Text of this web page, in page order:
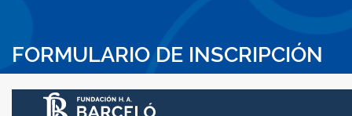
FORMULARIO DE INSCRIPCIÓN